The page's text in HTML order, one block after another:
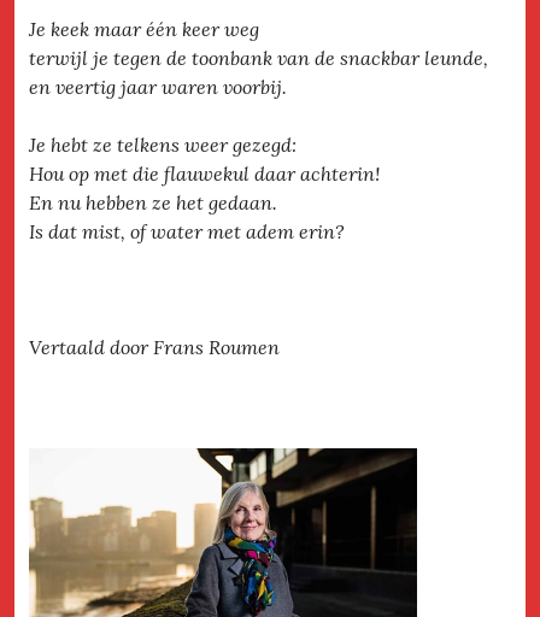
Je keek maar één keer weg
terwijl je tegen de toonbank van de snackbar leunde,
en veertig jaar waren voorbij.
Je hebt ze telkens weer gezegd:
Hou op met die flauwekul daar achterin!
En nu hebben ze het gedaan.
Is dat mist, of water met adem erin?
Vertaald door Frans Roumen